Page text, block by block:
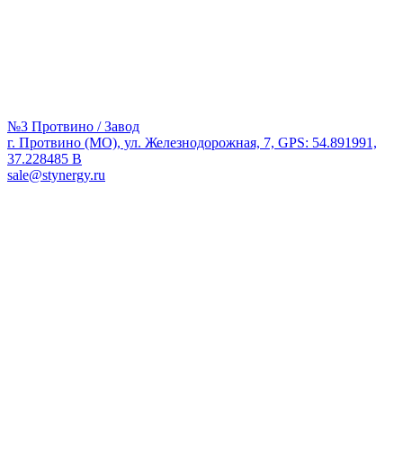
№3 Протвино / Завод
г. Протвино (МО), ул. Железнодорожная, 7, GPS: 54.891991,
37.228485 В
sale@stynergy.ru